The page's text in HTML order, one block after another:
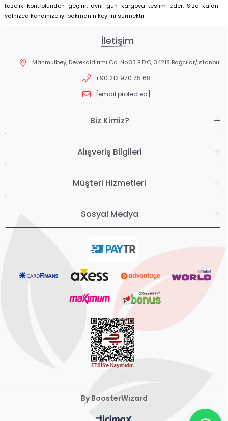
tazelik kontrolünden geçirir, aynı gün kargoya teslim eder. Size kalan
yalnızca kendinize iyi bakmanın keyfini sürmektir
İletişim
Mahmutbey, Devekaldırımı Cd. No:33 B D:C, 34218 Bağcılar/İstanbul
+90 212 970 75 68
[email protected]
Biz Kimiz?
Alışveriş Bilgileri
Müşteri Hizmetleri
Sosyal Medya
By BoosterWizard